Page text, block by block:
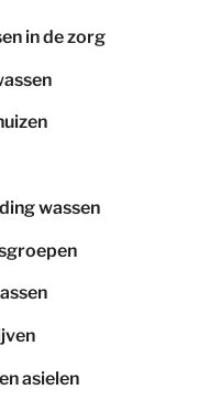
in de zorg
wassen
asielen